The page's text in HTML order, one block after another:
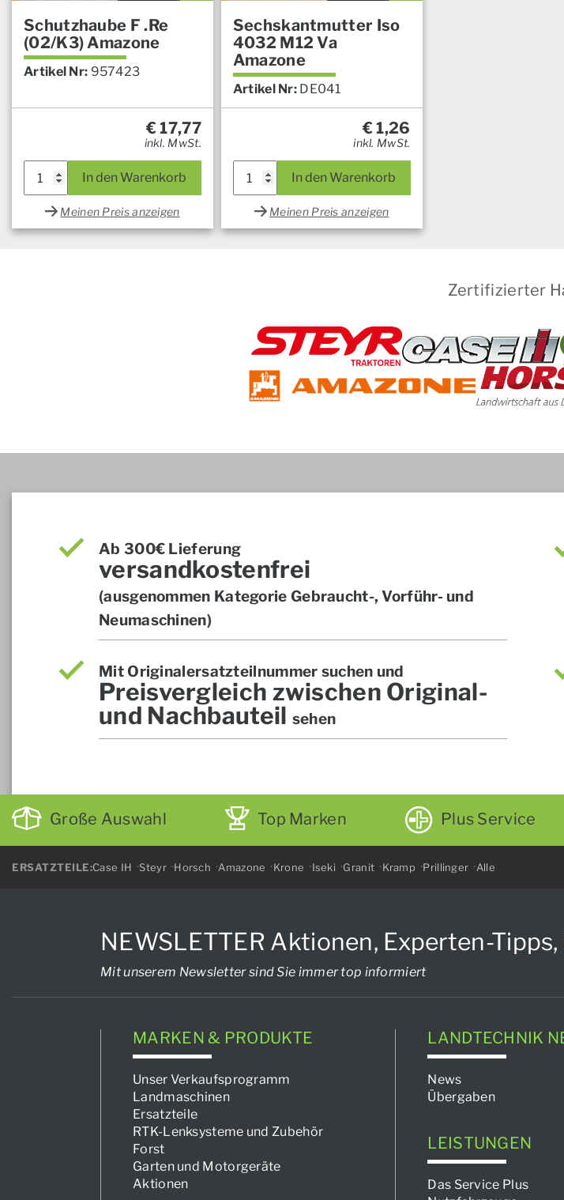
Schutzhaube F .Re
(02/K3) Amazone
Artikel Nr: 957423
€17,77
inkl. MwSt.
In den Warenkorb
Meinen Preis anzeigen
Sechskantmutter Iso
4032 M12 Va
Amazone
Artikel Nr: DE041
€1,26
inkl. MwSt.
In den Warenkorb
Meinen Preis anzeigen
Zertifizierter
Ab 300€ Lieferung
versandkostenfrei
(ausgenommen Kategorie Gebraucht-, Vorführ- und
Neumaschinen)
Mit Originalersatzteilnummer suchen und
Preisvergleich zwischen Original-
und Nachbauteil sehen
Große Auswahl Top Marken Plus Service
ERSATZTEILE:Case IH Steyr Horsch Amazone Krone Iseki Granit Kramp Prillinger Alle
NEWSLETTER Aktionen, Experten-Tipps,
Mit unserem Newsletter sind Sie immer top informiert
MARKEN & PRODUKTE
Unser Verkaufsprogramm
Landmaschinen
Ersatzteile
RTK-Lenksysteme und Zubehör
Forst
Garten und Motorgeräte
Aktionen
LANDTECHNIK
News
Übergaben
LEISTUNGEN
Das Service Plus